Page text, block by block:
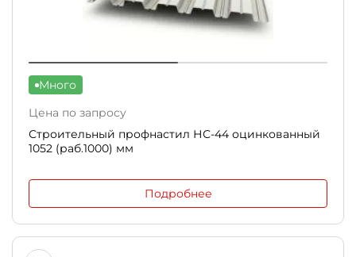
Много
Цена по запросу
Строительный профнастил НС-44 оцинкованный
1052 (раб.1000) мм
Подробнее